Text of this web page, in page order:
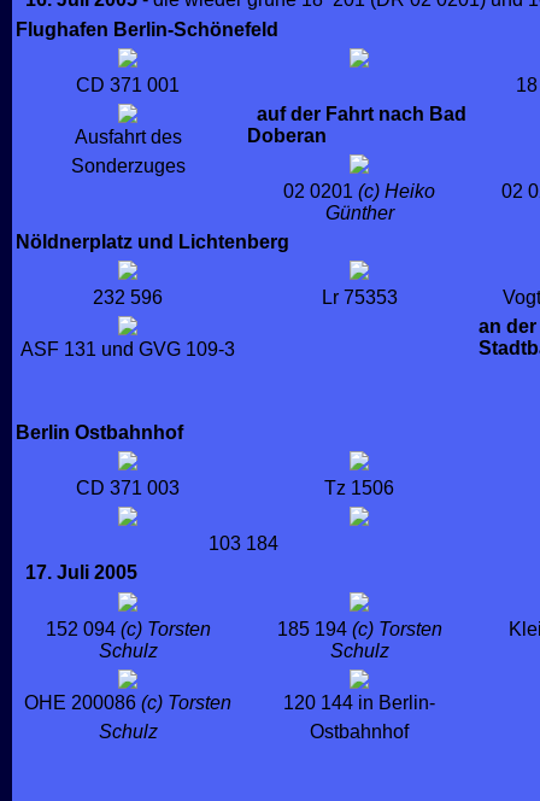
Flughafen Berlin-Schönefeld
CD 371 001
Ausfahrt des
Sonderzuges
auf der Fahrt nach Bad
Doberan
02 0201 (c) Heiko
Günther
02
Nöldnerplatz und Lichtenberg
232 596 Lr 75353
ASF 131 und GVG 109-3
an
Berlin Ostbahnhof
CD 371 003 Tz 1506
103 184
17. Juli 2005
152 094(c) Torsten
Schulz
185 194(c) Torsten
Schulz
OHE 200086 (c) Torsten
Schulz
120 144 in Berlin-
Ostbahnhof